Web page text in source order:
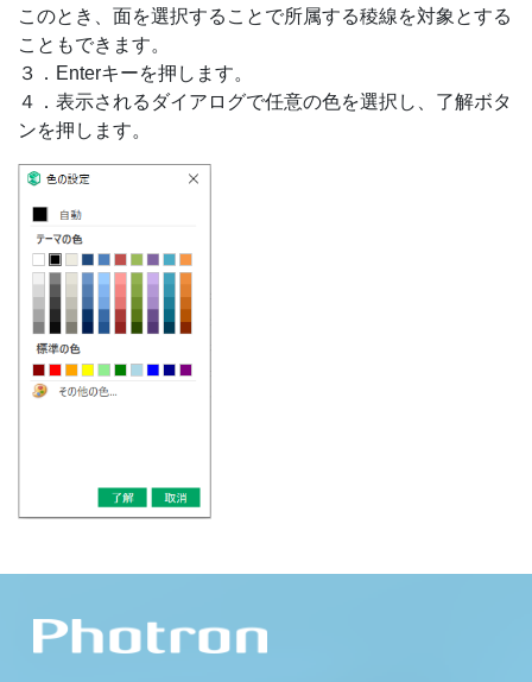
このとき、面を選択することで所属する稜線を対象とする
こともできます。
３．Enterキーを押します。
４．表示されるダイアログで任意の色を選択し、了解ボタ
ンを押します。